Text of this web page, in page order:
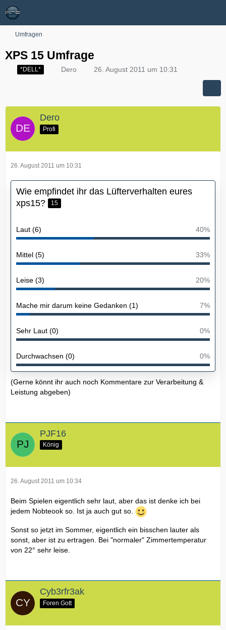
Umfragen
XPS 15 Umfrage
*DELL* Dero 26. August 2011 um 10:31
Dero
Profi
26. August 2011 um 10:31
Wie empfindet ihr das Lüfterverhalten eures
xps15?
15
Laut (6) 40%
Mittel (5) 33%
Leise (3) 20%
Mache mir darum keine Gedanken (1) 7%
Sehr Laut (0) 0%
Durchwachsen (0) 0%
(Gerne könnt ihr auch noch Kommentare zur Verarbeitung &
Leistung abgeben)
PJF16
König
26. August 2011 um 10:34
Beim Spielen eigentlich sehr laut, aber das ist denke ich bei
jedem Nobteook so. Ist ja auch gut so.
Sonst so jetzt im Sommer, eigentlich ein bisschen lauter als
sonst, aber ist zu ertragen. Bei "normaler" Zimmertemperatur
von 22° sehr leise.
Cyb3rfr3ak
Foren Gott